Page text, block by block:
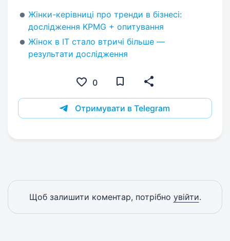
Жінки-керівниці про тренди в бізнесі:
дослідження KPMG + опитування
Жінок в IT стало втричі більше —
результати дослідження
0
Отримувати в Telegram
Щоб залишити коментар, потрібно увійти.